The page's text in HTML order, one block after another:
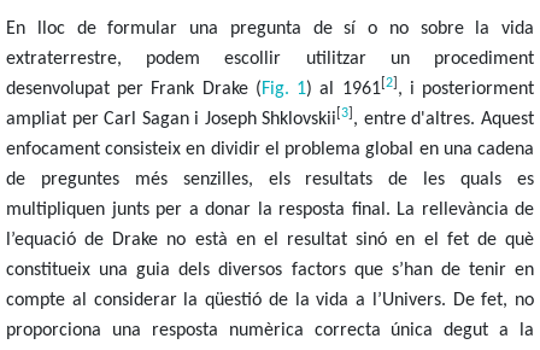
En lloc de formular una pregunta de sí o no sobre la vida
extraterrestre, podem escollir utilitzar un procediment
desenvolupat per Frank Drake (Fig. 1) al 1961 2] , i posteriorment
ampliat per Carl Sagan i Joseph Shklovskii [3 , entre d'altres. Aquest
enfocament consisteix en dividir el problema global en una cadena
de preguntes més senzilles, els resultats de les quals es
multipliquen junts per a donar la resposta final. La rellevància de
l’equació de Drake no està en el resultat sinó en el fet de què
constitueix una guia dels diversos factors que s’han de tenir en
compte al considerar la qüestió de la vida a l’Univers. De fet, no
proporciona una resposta numèrica correcta única degut a la